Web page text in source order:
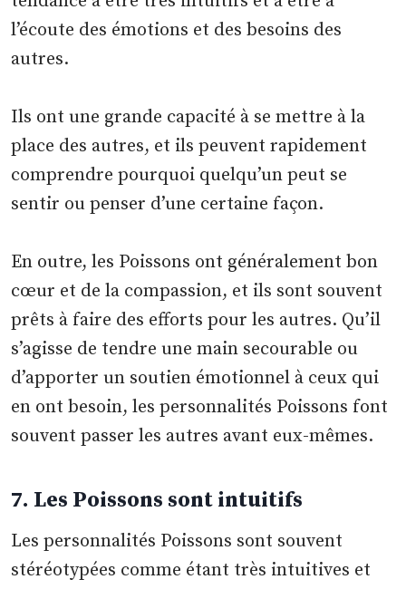
l’écoute des émotions et des besoins des
autres.
Ils ont une grande capacité à se mettre à la
place des autres, et ils peuvent rapidement
comprendre pourquoi quelqu’un peut se
sentir ou penser d’une certaine façon.
En outre, les Poissons ont généralement bon
cœur et de la compassion, et ils sont souvent
prêts à faire des efforts pour les autres. Qu’il
s’agisse de tendre une main secourable ou
d’apporter un soutien émotionnel à ceux qui
en ont besoin, les personnalités Poissons font
souvent passer les autres avant eux-mêmes.
7. Les Poissons sont intuitifs
Les personnalités Poissons sont souvent
stéréotypées comme étant très intuitives et